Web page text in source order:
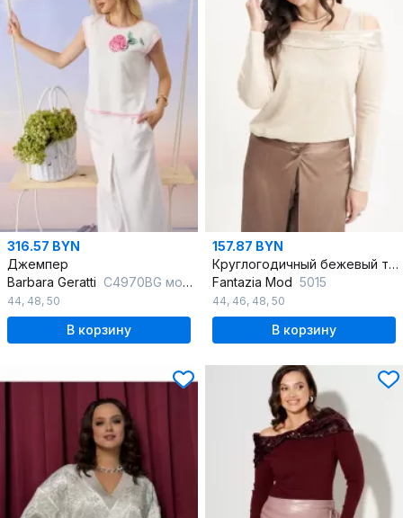
316.57 BYN
Джемпер
Barbara Geratti С4970BG молочный/розовый
44, 48, 50
В корзину
157.87 BYN
Круглогодичный бежевый трикотажный джемпер с пайетками
Fantazia Mod 5015
44, 46, 48, 50
В корзину